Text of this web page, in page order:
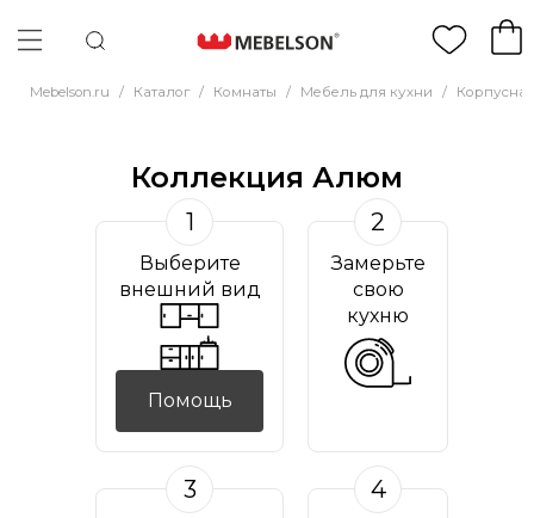
Mebelson.ru / Каталог / Комнаты / Мебель для кухни /
Коллекция Алюм
1
Выберите
внешний вид
Помощь
2
Замерьте
свою
кухню
3 4